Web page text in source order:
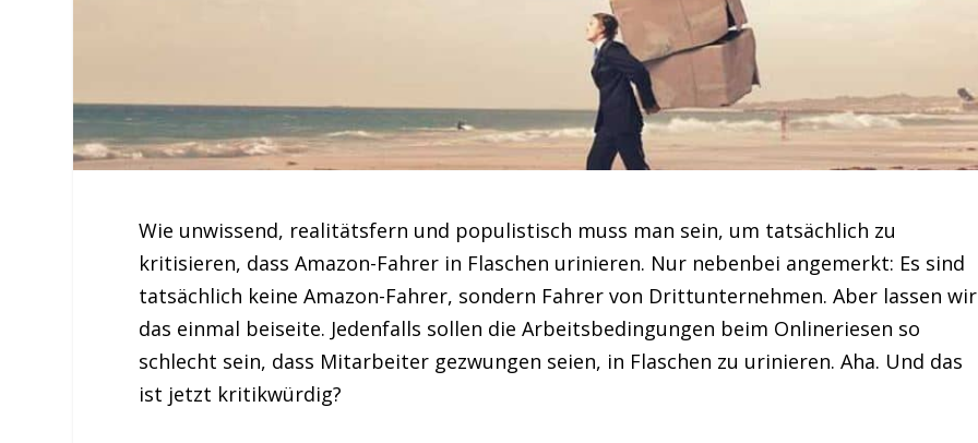
Wie unwissend, realitätsfern und populistisch muss man sein, um tatsächlich zu
kritisieren, dass Amazon-Fahrer in Flaschen urinieren. Nur nebenbei angemerkt: Es sind
tatsächlich keine Amazon-Fahrer, sondern Fahrer von Drittunternehmen. Aber lassen wir
das einmal beiseite. Jedenfalls sollen die Arbeitsbedingungen beim Onlineriesen so
schlecht sein, dass Mitarbeiter gezwungen seien, in Flaschen zu urinieren. Aha. Und das
ist jetzt kritikwürdig?